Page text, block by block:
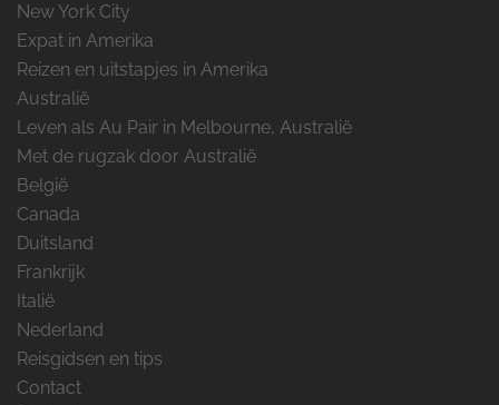
New York City
Expat in Amerika
Reizen en uitstapjes in Amerika
Australië
Leven als Au Pair in Melbourne, Australië
Met de rugzak door Australië
België
Canada
Duitsland
Frankrijk
Italië
Nederland
Reisgidsen en tips
Contact